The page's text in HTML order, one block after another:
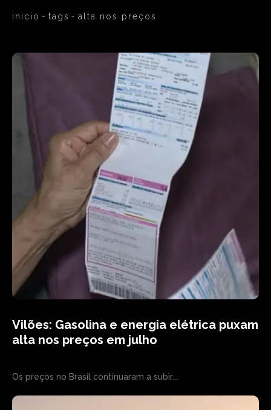
início tags alta nos preços
Vilões: Gasolina e energia elétrica puxam
alta nos preços em julho
Os preços no Brasil continuaram a subir...